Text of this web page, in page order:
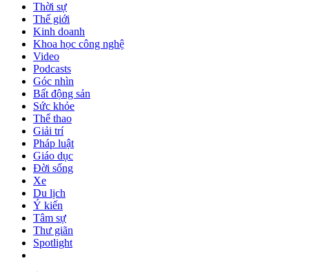
Thời sự
Thế giới
Kinh doanh
Khoa học công nghệ
Video
Podcasts
Góc nhìn
Bất động sản
Sức khỏe
Thể thao
Giải trí
Pháp luật
Giáo dục
Đời sống
Xe
Du lịch
Ý kiến
Tâm sự
Thư giãn
Spotlight